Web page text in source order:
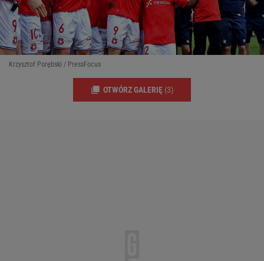
Krzysztof Porębski / PressFocus
OTWÓRZ GALERIĘ (3)